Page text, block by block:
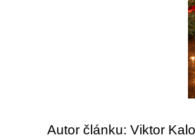
Autor článku: Viktor